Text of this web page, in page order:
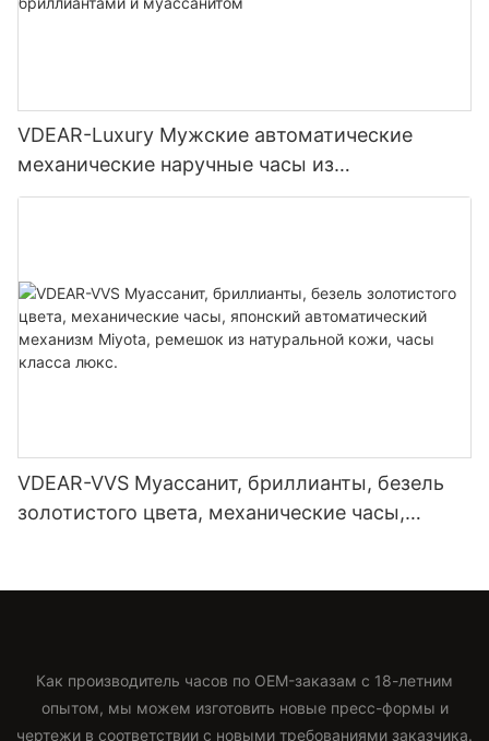
VDEAR-Luxury Мужские автоматические
механические наручные часы из
нержавеющей стали с инкрустацией
VDEAR-VVS Муассанит, бриллианты, безель
золотистого цвета, механические часы,
Как производитель часов по OEM-заказам с 18-летним
опытом, мы можем изготовить новые пресс-формы и
чертежи в соответствии с новыми требованиями заказчика.